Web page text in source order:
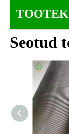
Seotud